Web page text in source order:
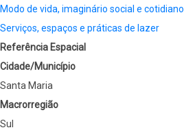
Modo de vida, imaginário social e cotidiano
Serviços, espaços e práticas de lazer
Referência Espacial
Cidade/Município
Santa Maria
Macrorregião
Sul